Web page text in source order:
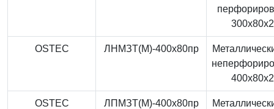
OSTEC ЛНМЗТ(М)-400x80пр
OSTEC ЛПМЗТ(М)-400x80пр